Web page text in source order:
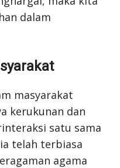
dalam
masyarakat
kerukunan dan
satu sama
telah terbiasa
agama